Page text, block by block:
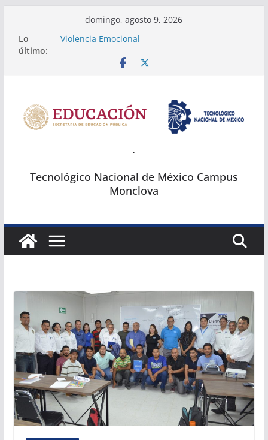
contenido
domingo, agosto 9, 2026
Lo
último:
Violencia Emocional
Temarios del Concurso Regional de Ciencias
.
Tecnológico Nacional de México Campus
Monclova